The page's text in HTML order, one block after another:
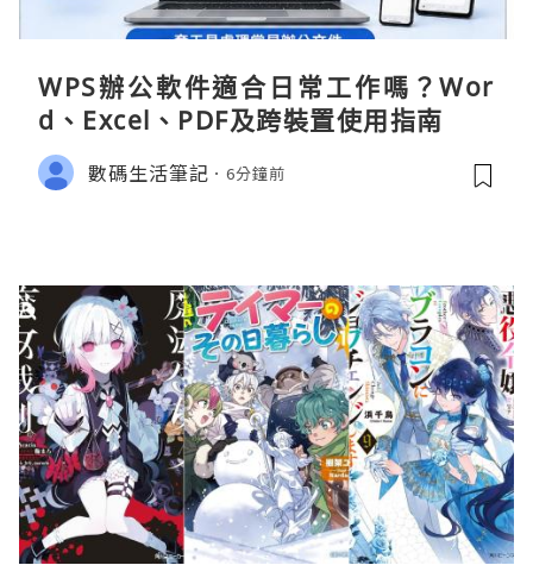
WPS辦公軟件適合日常工作嗎？Wor
d、Excel、PDF及跨裝置使用指南
數碼生活筆記 6分鐘前